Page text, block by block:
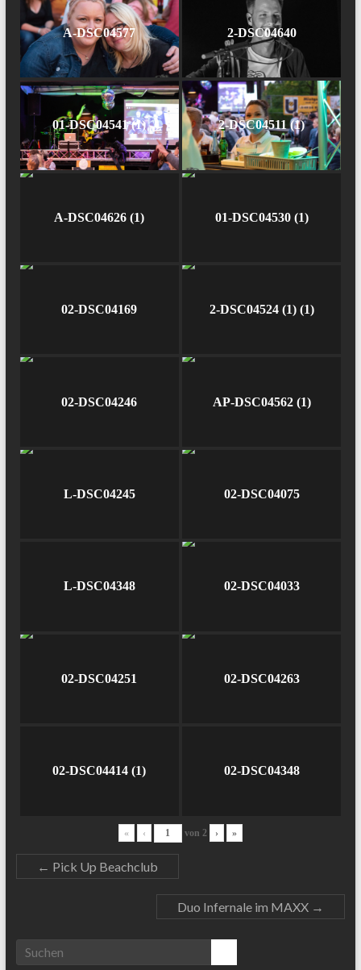
A-DSC04577 2-DSC04640
01-DSC04541 (1) 2-DSC04511 (1)
A-DSC04626 (1) 01-DSC04530 (1)
02-DSC04169 2-DSC04524 (1) (1)
02-DSC04246 AP-DSC04562 (1)
L-DSC04245 02-DSC04075
L-DSC04348 02-DSC04033
02-DSC04251 02-DSC04263
02-DSC04414 (1) 02-DSC04348
« ‹ von 2 › »
← Pick Up Beachclub
Duo Infernale im MAXX →